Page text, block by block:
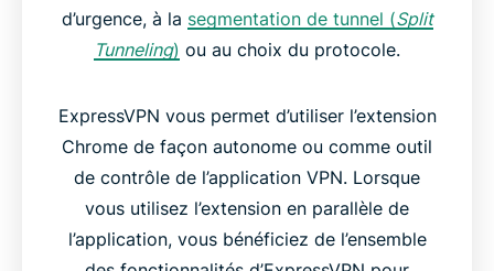
d’urgence, à la segmentation de tunnel (Split
Tunneling) ou au choix du protocole.
ExpressVPN vous permet d’utiliser l’extension
Chrome de façon autonome ou comme outil
de contrôle de l’application VPN. Lorsque
vous utilisez l’extension en parallèle de
l’application, vous bénéficiez de l’ensemble